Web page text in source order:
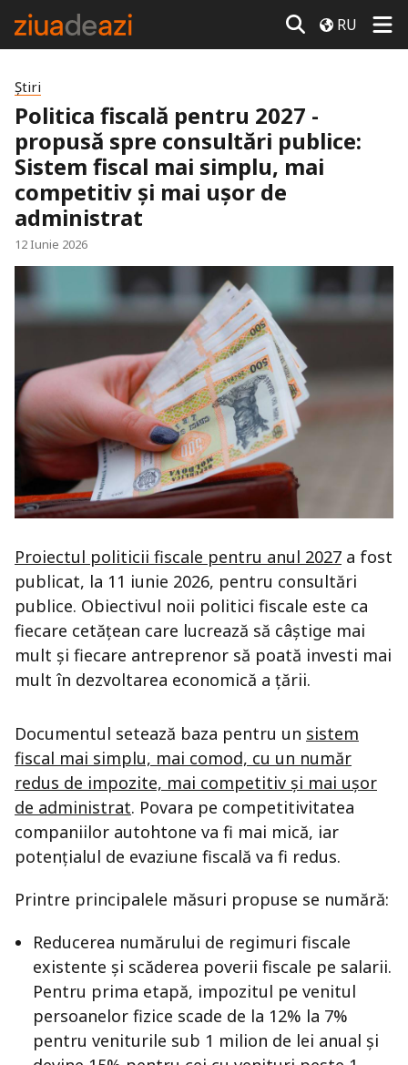
RU
Știri
Politica fiscală pentru 2027 -
propusă spre consultări publice:
Sistem fiscal mai simplu, mai
competitiv și mai ușor de
administrat
12 Iunie 2026
Proiectul politicii fiscale pentru anul 2027 a fost
publicat, la 11 iunie 2026, pentru consultări
publice. Obiectivul noii politici fiscale este ca
fiecare cetățean care lucrează să câștige mai
mult și fiecare antreprenor să poată investi mai
mult în dezvoltarea economică a țării.
Documentul setează baza pentru un sistem
fiscal mai simplu, mai comod, cu un număr
redus de impozite, mai competitiv și mai ușor
de administrat. Povara pe competitivitatea
companiilor autohtone va fi mai mică, iar
potențialul de evaziune fiscală va fi redus.
Printre principalele măsuri propuse se numără:
Reducerea numărului de regimuri fiscale
existente și scăderea poverii fiscale pe salarii.
Pentru prima etapă, impozitul pe venitul
persoanelor fizice scade de la 12% la 7%
pentru veniturile sub 1 milion de lei anual și